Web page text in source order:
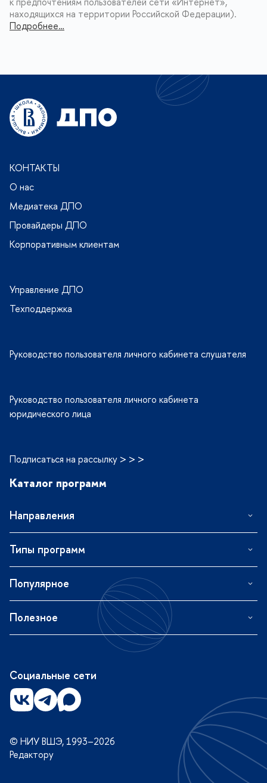
находящихся на территории Российской Федерации).
Подробнее…
КОНТАКТЫ
О нас
Медиатека ДПО
Провайдеры ДПО
Корпоративным клиентам
Управление ДПО
Техподдержка
Руководство пользователя личного кабинета слушателя
Руководство пользователя личного кабинета
юридического лица
Подписаться на рассылку > > >
Каталог программ
Направления
Типы программ
Популярное
Полезное
Социальные сети
© НИУ ВШЭ, 1993–2026
Редактору